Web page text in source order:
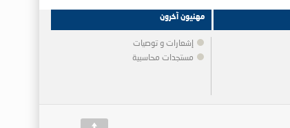
مهنيون آخرون
إشعارات و توصيات
مستجدات محاسبية